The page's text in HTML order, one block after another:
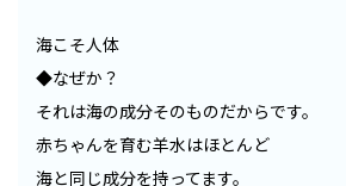
海こそ人体
◆なぜか？
それは海の成分そのものだからです。
赤ちゃんを育む羊水はほとんど
海と同じ成分を持ってます。